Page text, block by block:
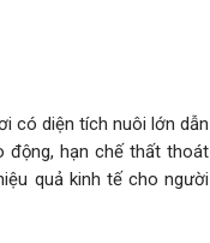
có diện tích nuôi lớn dẫn
động, hạn chế thất thoát
quả kinh tế cho người